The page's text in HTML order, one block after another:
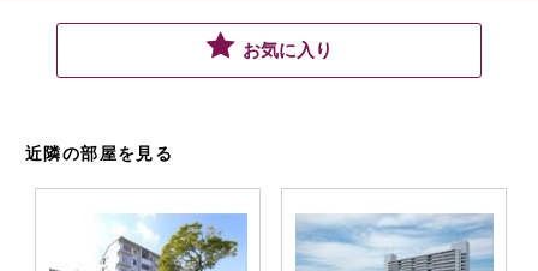
お気に入り
近隣の部屋を見る